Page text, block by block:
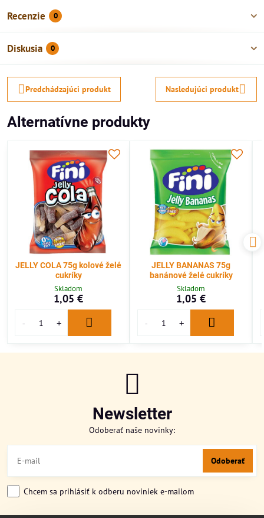
Recenzie 0
Diskusia 0
Predchádzajúci produkt Nasledujúci produkt
Alternatívne produkty
JELLY COLA 75g kolové želé
cukríky
Skladom
1,05 €
JELLY BANANAS 75g
banánové želé cukríky
Skladom
1,05 €
Newsletter
Odoberať naše novinky:
Odoberať
Chcem sa prihlásiť k odberu noviniek e-mailom